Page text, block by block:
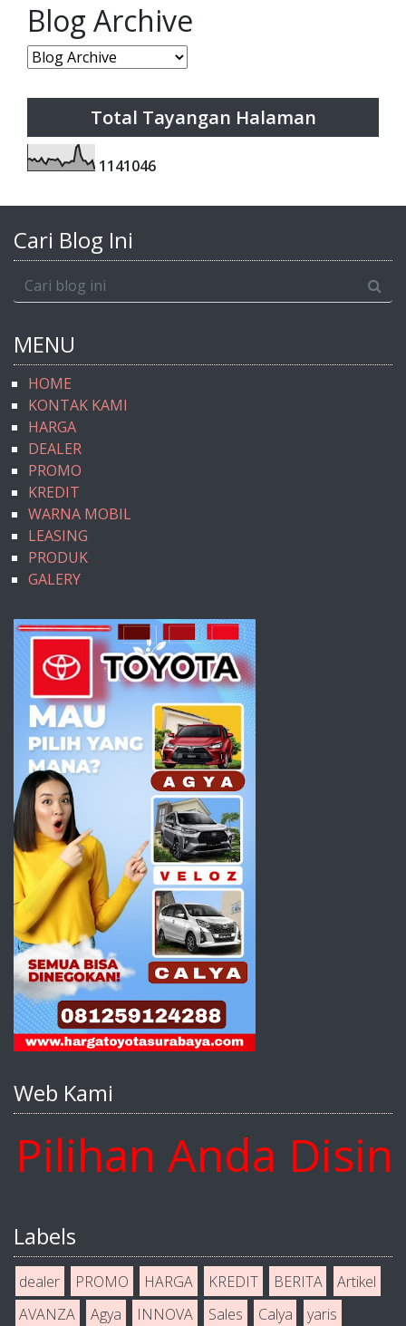
Blog Archive
Total Tayangan Halaman
1141046
Cari Blog Ini
MENU
HOME
KONTAK KAMI
HARGA
DEALER
PROMO
KREDIT
WARNA MOBIL
LEASING
PRODUK
GALERY
Web Kami
Anda Disini
Labels
dealer PROMO HARGA KREDIT BERITA
Artikel
AVANZA
Agya INNOVA Sales Calya
yaris